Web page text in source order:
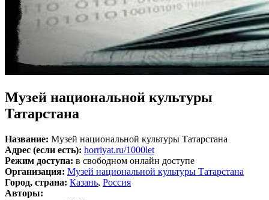
Музей национальной культуры
Татарстана
Название: Музей национальной культуры Татарстана
Адрес (если есть): horriyat.ru/1000let
Режим доступа: в свободном онлайн доступе
Организация: Музей национальной культуры Татарстана
Город, страна: Казань, Россия
Авторы: